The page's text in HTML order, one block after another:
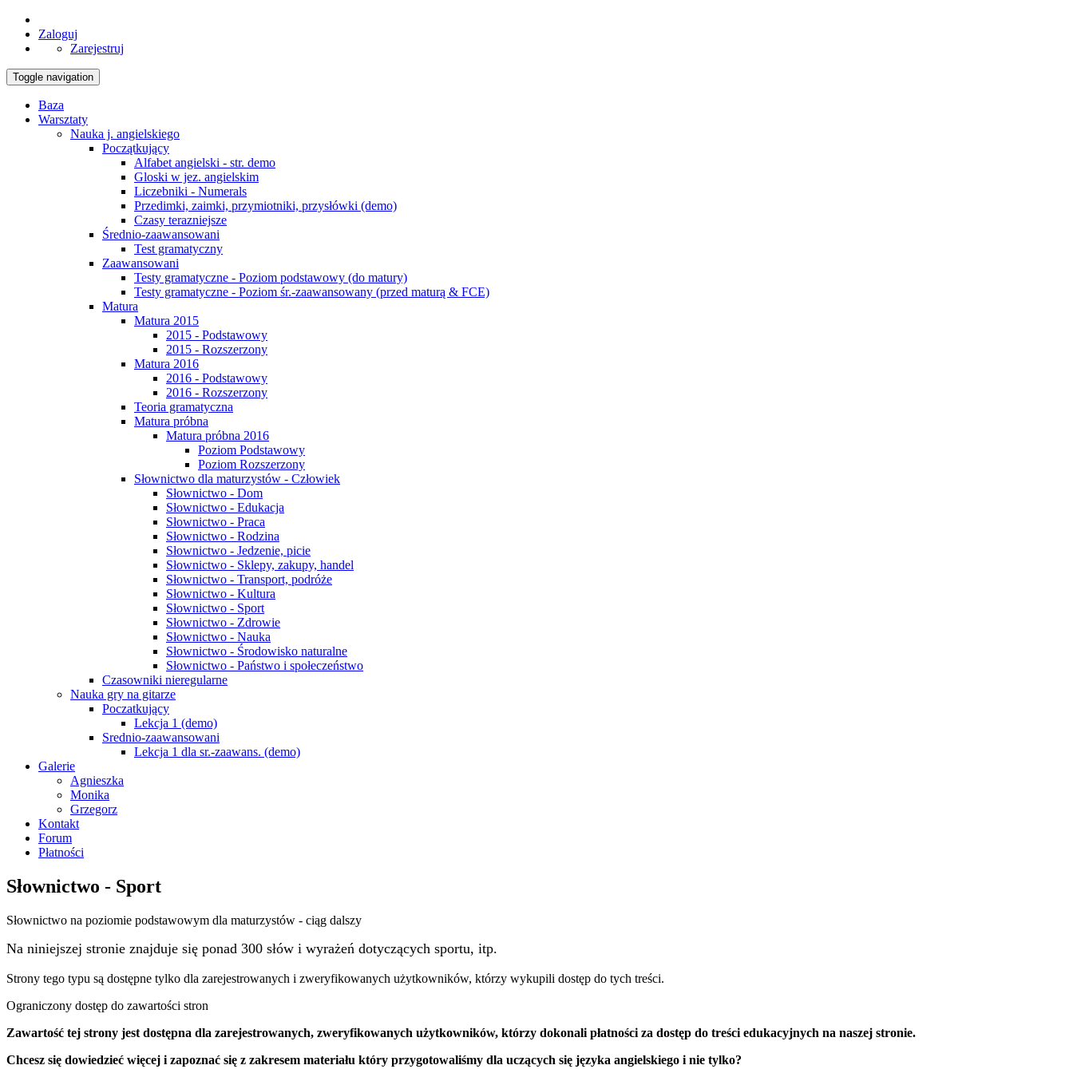
Zaloguj
Zarejestruj
Toggle navigation
Baza
Warsztaty
Nauka j. angielskiego
Początkujący
Alfabet angielski - str. demo
Gloski w jez. angielskim
Liczebniki - Numerals
Przedimki, zaimki, przymiotniki, przysłówki (demo)
Czasy terazniejsze
Średnio-zaawansowani
Test gramatyczny
Zaawansowani
Testy gramatyczne - Poziom podstawowy (do matury)
Testy gramatyczne - Poziom śr.-zaawansowany (przed maturą & FCE)
Matura
Matura 2015
2015 - Podstawowy
2015 - Rozszerzony
Matura 2016
2016 - Podstawowy
2016 - Rozszerzony
Teoria gramatyczna
Matura próbna
Matura próbna 2016
Poziom Podstawowy
Poziom Rozszerzony
Słownictwo dla maturzystów - Człowiek
Słownictwo - Dom
Słownictwo - Edukacja
Słownictwo - Praca
Słownictwo - Rodzina
Słownictwo - Jedzenie, picie
Słownictwo - Sklepy, zakupy, handel
Słownictwo - Transport, podróże
Słownictwo - Kultura
Słownictwo - Sport
Słownictwo - Zdrowie
Słownictwo - Nauka
Słownictwo - Środowisko naturalne
Słownictwo - Państwo i społeczeństwo
Czasowniki nieregularne
Nauka gry na gitarze
Poczatkujący
Lekcja 1 (demo)
Srednio-zaawansowani
Lekcja 1 dla sr.-zaawans. (demo)
Galerie
Agnieszka
Monika
Grzegorz
Kontakt
Forum
Płatności
Słownictwo - Sport
Słownictwo na poziomie podstawowym dla maturzystów - ciąg dalszy
Na niniejszej stronie znajduje się ponad 300 słów i wyrażeń dotyczących sportu, itp.
Strony tego typu są dostępne tylko dla zarejestrowanych i zweryfikowanych użytkowników, którzy wykupili dostęp do tych treści.
Ograniczony dostęp do zawartości stron
Zawartość tej strony jest dostępna dla zarejestrowanych, zweryfikowanych użytkowników, którzy dokonali płatności za dostęp do treści edukacyjnych na naszej stronie.
Chcesz się dowiedzieć więcej i zapoznać się z zakresem materiału który przygotowaliśmy dla uczących się języka angielskiego i nie tylko?